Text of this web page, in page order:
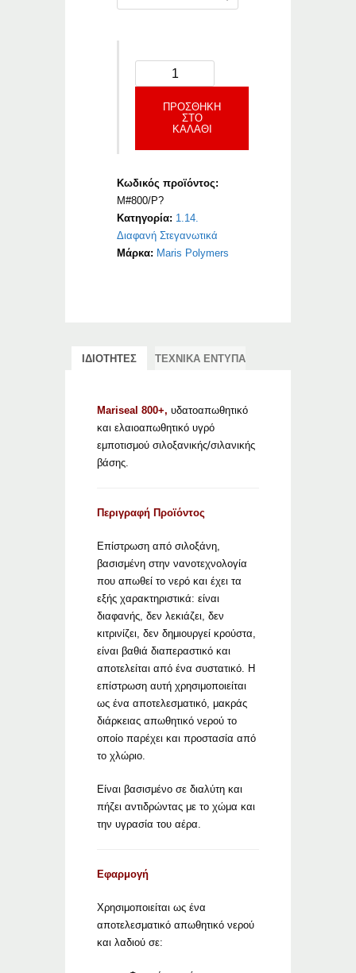
ΠΡΟΣΘΉΚΗ
ΣΤΟ
ΚΑΛΆΘΙ
Κωδικός προϊόντος:
M#800/P?
Κατηγορία: 1.14.
Διαφανή Στεγανωτικά
Μάρκα: Maris Polymers
ΙΔΙΟΤΗΤΕΣ ΤΕΧΝΙΚΑ ΕΝΤΥΠΑ
Mariseal 800+,υδατοαπωθητικό
και ελαιοαπωθητικό υγρό
εμποτισμού σιλοξανικής/σιλανικής
βάσης.
Περιγραφή Προϊόντος
Επίστρωση από σιλοξάνη,
βασισμένη στην νανοτεχνολογία
που απωθεί το νερό και έχει τα
εξής χαρακτηριστικά: είναι
διαφανής, δεν λεκιάζει, δεν
κιτρινίζει, δεν δημιουργεί κρούστα,
είναι βαθιά διαπεραστικό και
αποτελείται από ένα συστατικό. Η
επίστρωση αυτή χρησιμοποιείται
ως ένα αποτελεσματικό, μακράς
διάρκειας απωθητικό νερού το
οποίο παρέχει και προστασία από
το χλώριο.
Είναι βασισμένο σε διαλύτη και
πήζει αντιδρώντας με το χώμα και
την υγρασία του αέρα.
Εφαρμογή
Χρησιμοποιείται ως ένα
αποτελεσματικό απωθητικό νερού
και λαδιού σε: